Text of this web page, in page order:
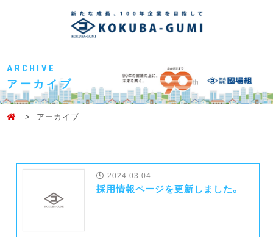
ARCHIVE
アーカイブ
アーカイブ
2024.03.04
採用情報ページを更新しました。